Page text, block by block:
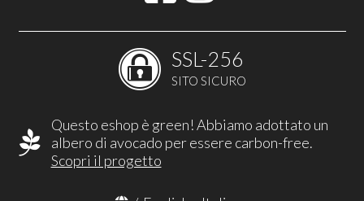
SSL-256
SITO SICURO
Questo eshop è green! Abbiamo adottato un
albero di avocado per essere carbon-free.
Scopri il progetto